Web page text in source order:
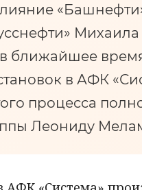
ближайшее
в АФК
процесса
Леониду